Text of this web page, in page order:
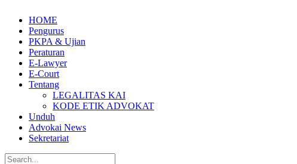
HOME
Pengurus
PKPA & Ujian
Peraturan
E-Lawyer
E-Court
Tentang
LEGALITAS KAI
KODE ETIK ADVOKAT
Unduh
Advokai News
Sekretariat